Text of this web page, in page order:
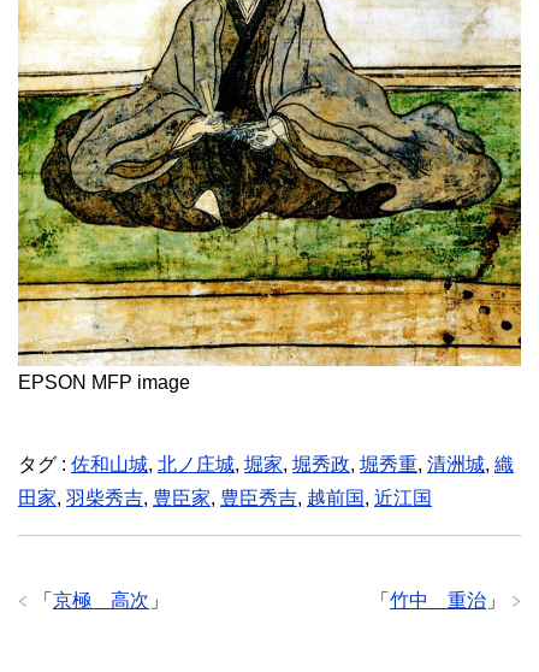
EPSON MFP image
タグ : 佐和山城, 北ノ庄城, 堀家, 堀秀政, 堀秀重, 清洲城, 織
田家, 羽柴秀吉, 豊臣家, 豊臣秀吉, 越前国, 近江国
「 竹中 重治 」
「 京極 高次 」